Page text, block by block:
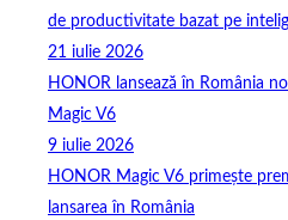
de productivitate bazat pe
21 iulie 2026
HONOR lansează în România
Magic V6
9 iulie 2026
HONOR Magic V6 primește
lansarea în România